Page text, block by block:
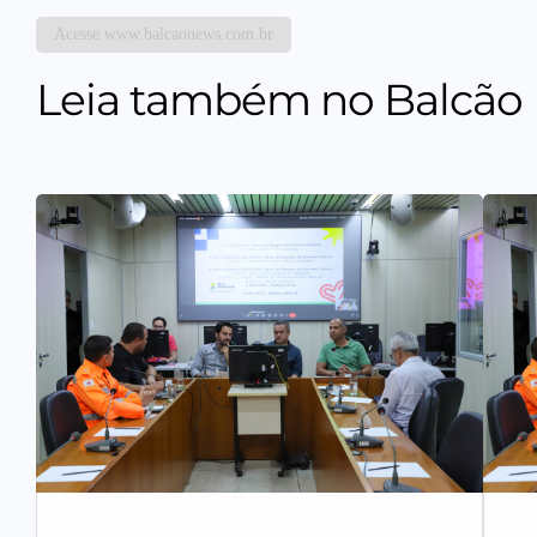
Acesse www.balcaonews.com.br
Leia também no Balcão